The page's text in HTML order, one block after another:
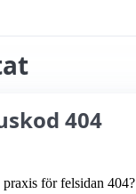
404
för felsidan 404?